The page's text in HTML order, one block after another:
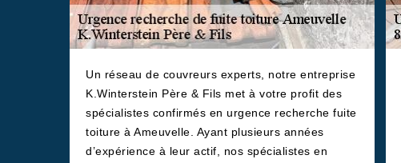
Un réseau de couvreurs experts, notre entreprise
K.Winterstein Père & Fils met à votre profit des
spécialistes confirmés en urgence recherche fuite
toiture à Ameuvelle. Ayant plusieurs années
d’expérience à leur actif, nos spécialistes en